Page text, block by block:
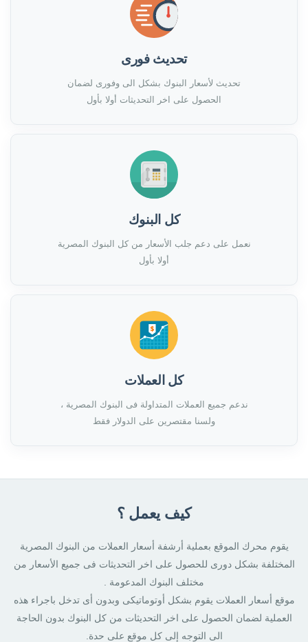
تحديث فورى
تحديث لأسعار البنوك بشكل الى وفورى لضمان
الحصول على اخر التحديثات أولا بأول
كل البنوك
نعمل على دعم جلب الأسعار من كل البنوك المصرية
أولا بأول
كل العملات
ندعم جميع العملات المتداولة فى البنوك المصرية ،
ولسنا مقتصرين على الدولار فقط
كيف يعمل ؟
يقوم محرك الموقع بعملية أرشفة أسعار العملات من البنوك المصرية
المختلفة بشكل دورى للحصول على اخر التحديثات فى جميع الأسعار من
مختلف البنوك المدعومة .
موقع أسعار العملات يقوم بشكل أوتوماتيكى وبدون أى تدخل باجراء هذه
العملية لضمان الحصول على اخر التحديثات من كل البنوك بدون الحاجة
الى التوجه إلى كل موقع على حدة.